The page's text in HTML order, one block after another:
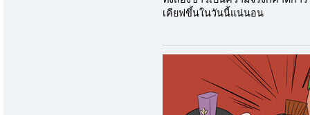
เคียฟขึ้นในวันนี้แน่นอน